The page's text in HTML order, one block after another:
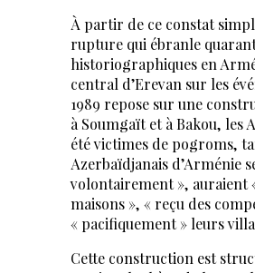
À partir de ce constat
rupture qui ébranle
historiographiques en
central d’Erevan sur les
1989 repose sur une
à Soumgaït et à Bakou, les
été victimes de pogroms,
Azerbaïdjanais d’Arménie
volontairement », auraient
maisons », « reçu des
« pacifiquement » leurs
Cette construction est